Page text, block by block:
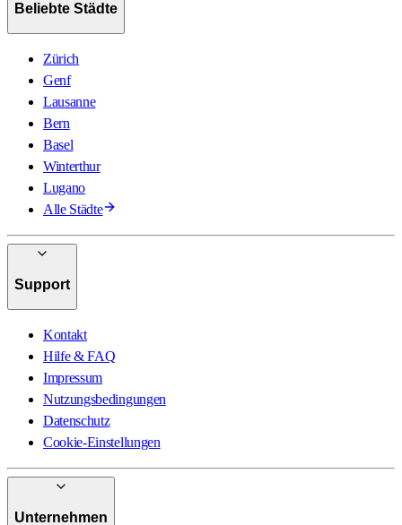
Beliebte Städte
Zürich
Genf
Lausanne
Bern
Basel
Winterthur
Lugano
Alle Städte
Support
Kontakt
Hilfe & FAQ
Impressum
Nutzungsbedingungen
Datenschutz
Cookie-Einstellungen
Unternehmen